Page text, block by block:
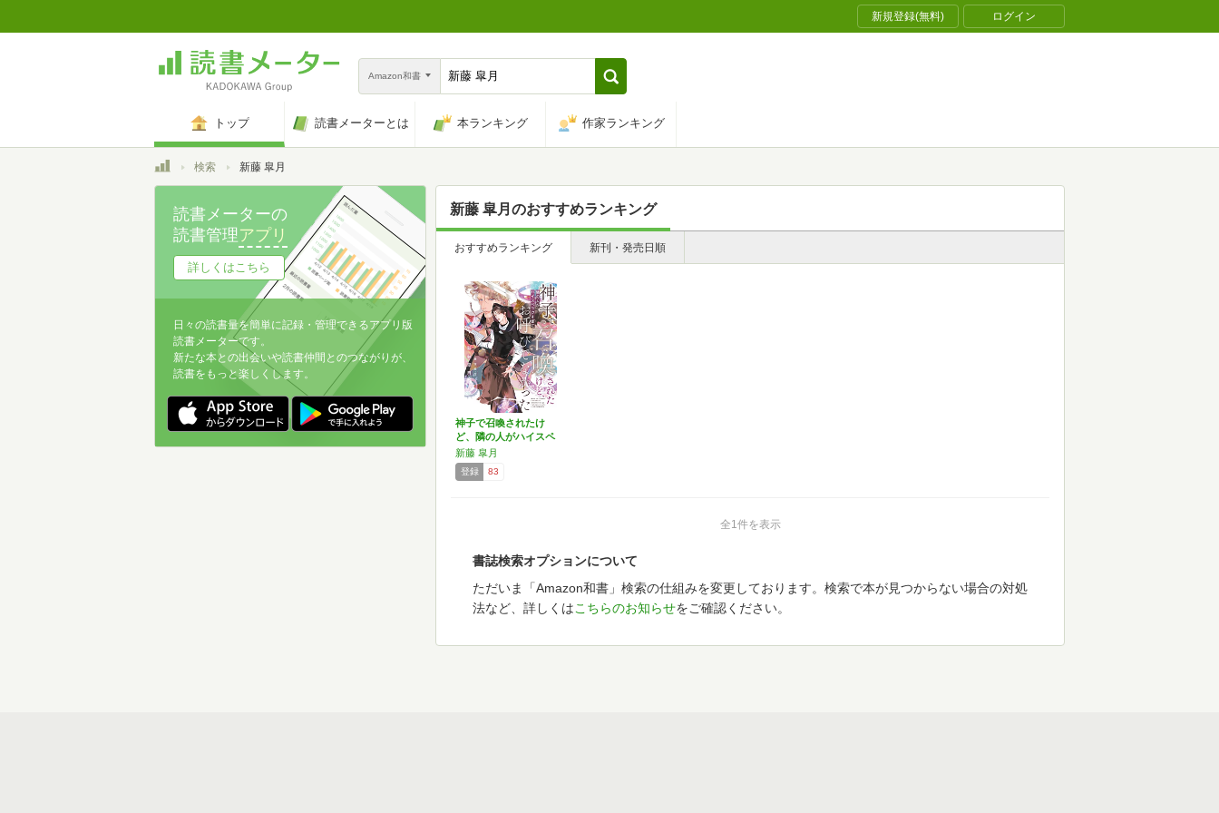
新規登録(無料) ログイン
Amazon和書
トップ 読書メーターとは 本ランキング 作家ランキング
トップ検索 新藤 皐月
新藤 皐月 のおすすめランキング
おすすめランキング 新刊・発売日順
神子で召喚されたけ
ど、隣の人がハイスペ
ックす…
新藤 皐月
登録 83
全1件を表示
書誌検索オプションについて
ただいま「Amazon和書」検索の仕組みを変更しております。検索で本が見つからない場合の対処
法など、詳しくはこちらのお知らせをご確認ください。
読書メーターの
読書管理アプリ
詳しくはこちら
日々の読書量を簡単に記録・管理できるアプリ版
読書メーターです。
新たな本との出会いや読書仲間とのつながりが、
読書をもっと楽しくします。